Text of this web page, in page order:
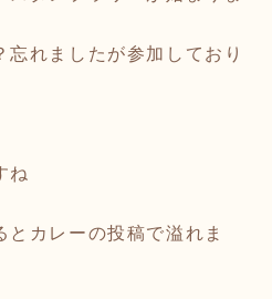
忘れましたが参加しており
ね
とカレーの投稿で溢れま